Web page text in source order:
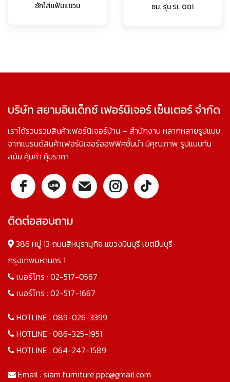
ชักใส่แฟ้มแขวน
ซม. รุ่น SL 081
บริษัท สยามอินเด็กซ์ เฟอร์นิเจอร์ เซ็นเตอร์ จำกัด
เราได้รวบรวมสินค้าเฟอร์นิเจอร์บ้าน – สำนักงาน หลากหลายรูปแบบ
จากแบรนด์สินค้าเฟอร์นิเจอร์ออฟฟิศชั้นนำ มีคุณภาพ รูปแบบทัน
สมัย คุ้มค่า คุ้มราคา
ติดต่อสอบถาม
386 หมู่ 13 ถนนสีหบุรานุกิจ แขวงมีนบุรี เขตมีนบุรี
กรุงเทพมหานคร 1
เบอร์โทร : 02-517-0567
เบอร์โทร : 02-517-1667
HOTLINE : 089-026-3399
HOTLINE : 086-325-1951
HOTLINE : 064-247-1589
Email : siam.furniture.ppc@gmail.com